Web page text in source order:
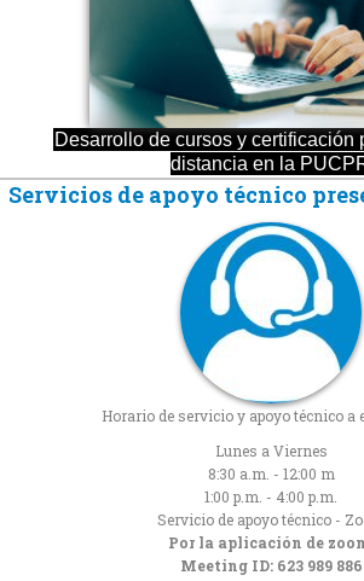
Desarrollo de cursos y certificación
distancia en la
Servicios de apoyo técnico
Horario de servicio y apoyo técnico a
Lunes a Viernes
8:30 a.m. - 12:00 m
1:00 p.m. - 4:00 p.m.
Servicio de apoyo técnico -
Por la aplicación de
Meeting ID: 623 989 886